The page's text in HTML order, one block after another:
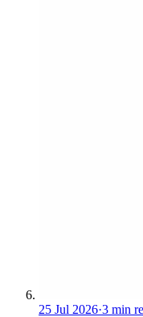
25 Jul 2026·3 min